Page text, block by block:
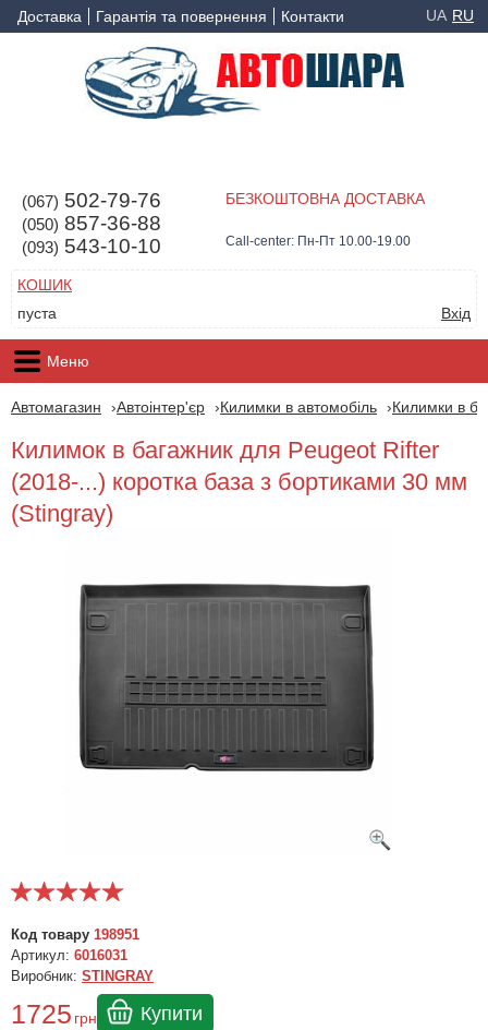
Доставка Гарантія та повернення Контакти UA RU
(067) 502-79-76
(050) 857-36-88
(093) 543-10-10
БЕЗКОШТОВНА ДОСТАВКА
Call-center: Пн-Пт 10.00-19.00
КОШИК
пуста
Вхід
Меню
Автомагазин Автоінтер'єр Килимки в автомобіль Килимки в
Килимок в багажник для Peugeot Rifter
(2018-...) коротка база з бортиками 30 мм
(Stingray)
Код товару 198951
Артикул: 6016031
Виробник: STINGRAY
1725 грн Купити